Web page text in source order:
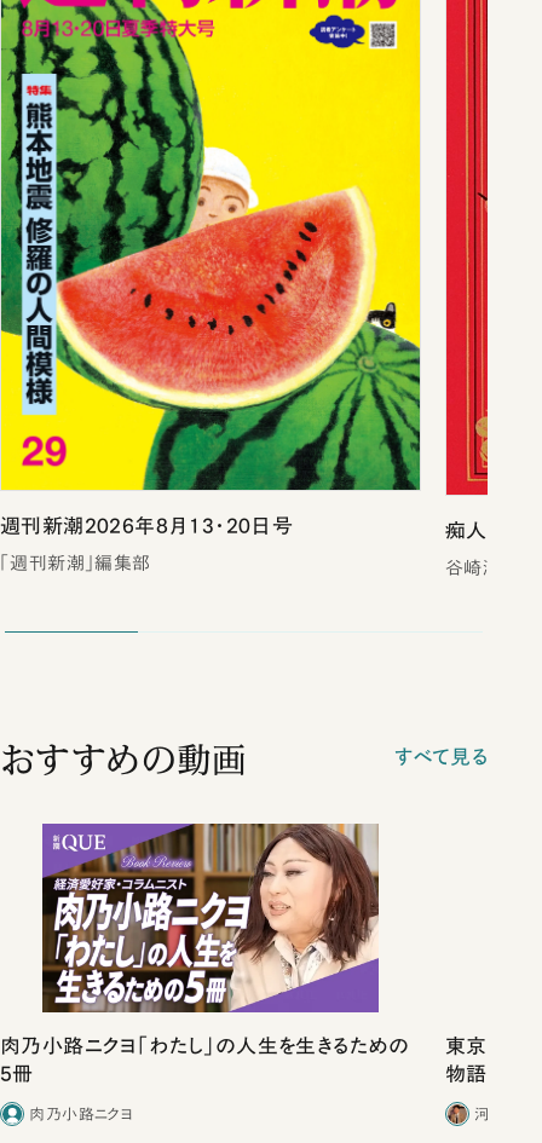
週刊新潮2026年8月13・20日号
「週刊新潮」編集部
痴人の愛
谷崎潤一郎
おすすめの動画 すべて見る
肉乃小路ニクヨ「わたし」の人生を生きるための
5冊
肉乃小路ニクヨ
東京は都
物語」に
河野有